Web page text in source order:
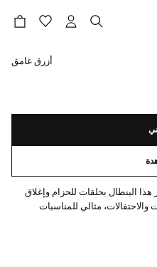
أزرق غامق
البنطال بحلقات للحزام وإغلاق
مثالي للمناسبات